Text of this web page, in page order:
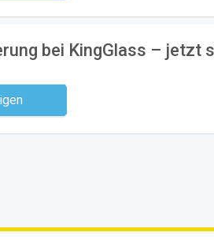
bei KingGlass – jetzt
notwendig